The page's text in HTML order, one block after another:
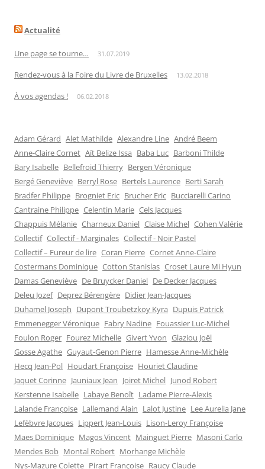
Actualité
Une page se tourne… 31.07.2019
Rendez-vous à la Foire du Livre de Bruxelles 13.02.2018
À vos agendas ! 06.02.2018
Adam Gérard Alet Mathilde Alexandre Line André Beem
Anne-Claire Cornet Aït Belize Issa Baba Luc Barboni Thilde
Bary Isabelle Bellefroid Thierry Bergen Véronique
Bergé Geneviève Berryl Rose Bertels Laurence Berti Sarah
Bradfer Philippe Brogniet Eric Brucher Eric Bucciarelli Carino
Cantraine Philippe Celentin Marie Cels Jacques
Chappuis Mélanie Charneux Daniel Claise Michel Cohen Valérie
Collectif Collectif - Marginales Collectif - Noir Pastel
Collectif – Fureur de lire Coran Pierre Cornet Anne-Claire
Costermans Dominique Cotton Stanislas Croset Laure Mi Hyun
Damas Geneviève De Bruycker Daniel De Decker Jacques
Deleu Jozef Deprez Bérengère Didier Jean-Jacques
Duhamel Joseph Dupont Troubetzkoy Kyra Dupuis Patrick
Emmenegger Véronique Fabry Nadine Fouassier Luc-Michel
Foulon Roger Fourez Michelle Givert Yvon Glaziou Joël
Gosse Agathe Guyaut-Genon Pierre Hamesse Anne-Michèle
Hecq Jean-Pol Houdart Françoise Houriet Claudine
Jaquet Corinne Jauniaux Jean Joiret Michel Junod Robert
Kerstenne Isabelle Labaye Benoît Ladame Pierre-Alexis
Lalande Françoise Lallemand Alain Lalot Justine Lee Aurelia Jane
Lefèbvre Jacques Lippert Jean-Louis Lison-Leroy Françoise
Maes Dominique Magos Vincent Mainguet Pierre Masoni Carlo
Mendes Bob Montal Robert Morhange Michèle
Nys-Mazure Colette Pirart Françoise Raucy Claude